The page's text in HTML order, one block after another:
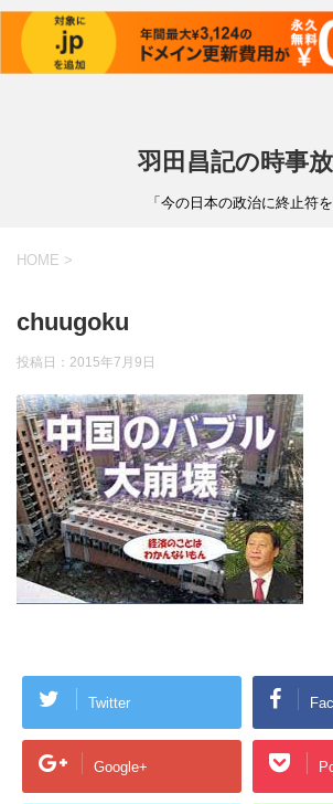
羽田昌記の時事
「今の日本の政治に終止符を
HOME >
chuugoku
投稿日： 2015年7月9日
Twitter
Google+